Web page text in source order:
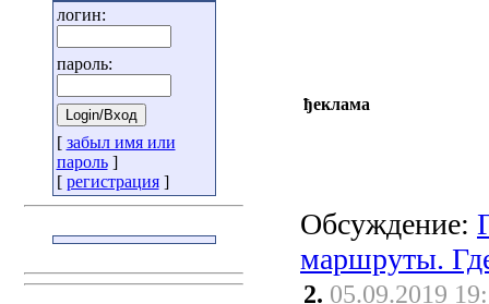
логин:
пароль:
[ забыл имя или
пароль]
[ регистрация]
ђеклама
Обсуждение:
маршруты.
2. 05.09.2019